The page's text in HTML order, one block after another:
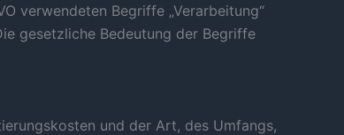
verwendeten Begriffe „Verarbeitung“
gesetzliche Bedeutung der Begriffe
und der Art, des Umfangs,